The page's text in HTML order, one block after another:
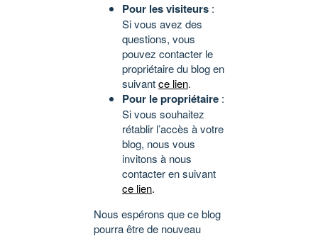
Pour les visiteurs :
Si vous avez des
questions, vous
pouvez contacter le
propriétaire du blog en
suivantce lien.
Pour le propriétaire :
Si vous souhaitez
rétablir l’accès à votre
blog, nous vous
invitons à nous
contacter en suivant
ce lien.
Nous espérons que ce blog
pourra être de nouveau